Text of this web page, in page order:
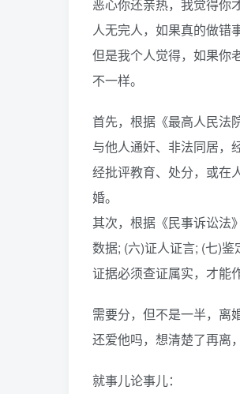
恶心你还亲热，我觉得你
人无完人，如果真的做错
但是我个人觉得，如果你
不一样。
首先，根据《最高人民法
与他人通奸、非法同居，
经批评教育、处分，或在
婚。
其次，根据《民事诉讼法
数据; (六)证人证言; (七)鉴
证据必须查证属实，才能
需要分，但不是一半，离
还爱他吗，想清楚了再离
就事儿论事儿：